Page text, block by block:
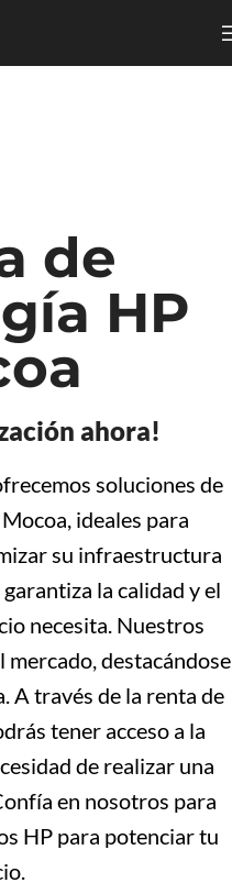
de
HP
ahora!
soluciones de
ideales para
su infraestructura
la calidad y el
necesita. Nuestros
mercado, destacándose
A través de la renta de
tener acceso a la
de realizar una
en nosotros para
HP para potenciar tu